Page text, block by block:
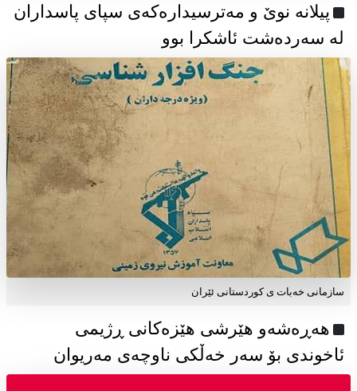
پیلانە نوێ و مەترسیدارەکەی سپای پاسداران
لە سەردەشت ئاشکرا بوو
سازمانی خەبات ی كوردستانی ئێران
هەڕەشەو هێرشی هێزەکانی ڕژیمی
ئاخوندی بۆ سەر خەڵکی ناوچەی مەریوان